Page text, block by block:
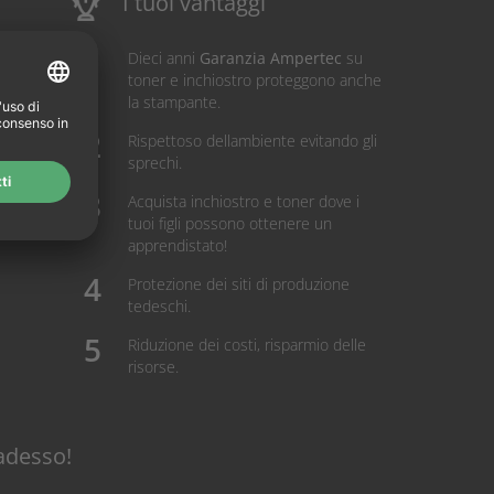
Dieci anni Garanzia Ampertec su
toner e inchiostro proteggono anche
la stampante.
Rispettoso dellambiente evitando gli
sprechi.
Acquista inchiostro e toner dove i
tuoi figli possono ottenere un
apprendistato!
Protezione dei siti di produzione
tedeschi.
Riduzione dei costi, risparmio delle
risorse.